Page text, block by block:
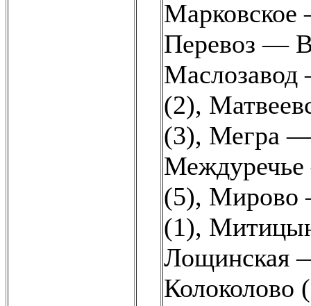
Перевоз —
(2),
(3), Мегра
(5), Мирово
(1),
Лощинская
Колоколово